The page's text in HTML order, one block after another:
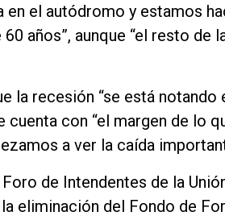
en el autódromo y estamos
años”, aunque “el resto de
la recesión “se está
cuenta con “el margen de lo
a ver la caída
de Intendentes de la
eliminación del Fondo de